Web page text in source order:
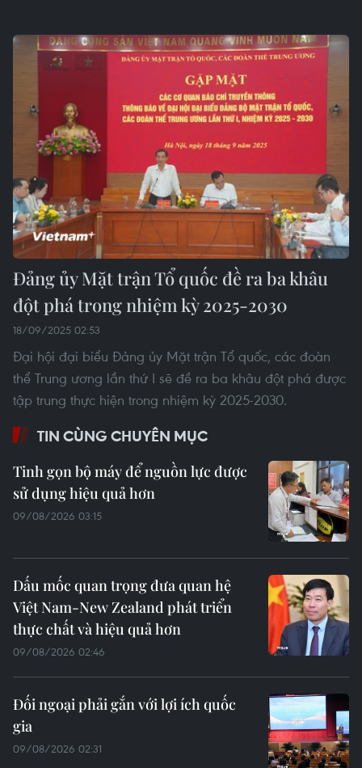
Đảng ủy Mặt trận Tổ quốc đề ra ba khâu
đột phá trong nhiệm kỳ 2025-2030
18/09/2025 02:53
Đại hội đại biểu Đảng ủy Mặt trận Tổ quốc, các đoàn
thể Trung ương lần thứ I sẽ đề ra ba khâu đột phá được
tập trung thực hiện trong nhiệm kỳ 2025-2030.
TIN CÙNG CHUYÊN MỤC
Tinh gọn bộ máy để nguồn lực được
sử dụng hiệu quả hơn
09/08/2026 03:15
Dấu mốc quan trọng đưa quan hệ
Việt Nam-New Zealand phát triển
thực chất và hiệu quả hơn
09/08/2026 02:46
Đối ngoại phải gắn với lợi ích quốc
gia
09/08/2026 02:31